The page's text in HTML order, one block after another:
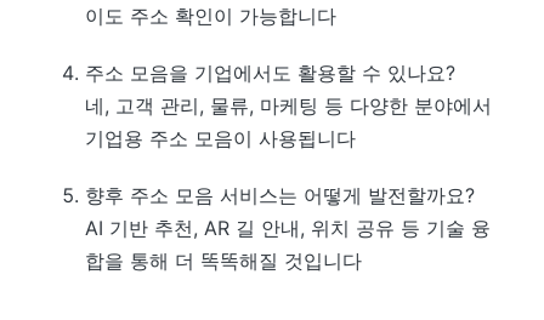
이도 주소 확인이 가능합니다
주소 모음을 기업에서도 활용할 수 있나요?
네, 고객 관리, 물류, 마케팅 등 다양한 분야에서
기업용 주소 모음이 사용됩니다
향후 주소 모음 서비스는 어떻게 발전할까요?
AI 기반 추천, AR 길 안내, 위치 공유 등 기술 융
합을 통해 더 똑똑해질 것입니다